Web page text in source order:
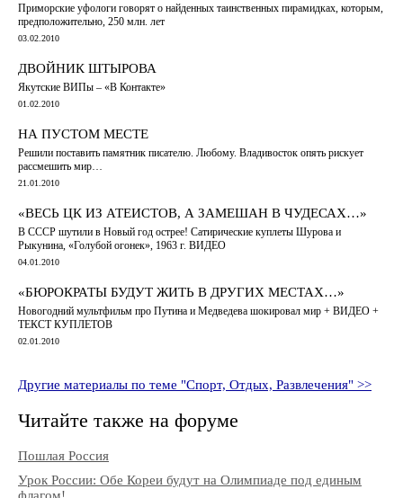
Приморские уфологи говорят о найденных таинственных пирамидках, которым,
предположительно, 250 млн. лет
03.02.2010
ДВОЙНИК ШТЫРОВА
Якутские ВИПы – «В Контакте»
01.02.2010
НА ПУСТОМ МЕСТЕ
Решили поставить памятник писателю. Любому. Владивосток опять рискует
рассмешить мир…
21.01.2010
«ВЕСЬ ЦК ИЗ АТЕИСТОВ, А ЗАМЕШАН В ЧУДЕСАХ…»
В СССР шутили в Новый год острее! Сатирические куплеты Шурова и
Рыкунина, «Голубой огонек», 1963 г. ВИДЕО
04.01.2010
«БЮРОКРАТЫ БУДУТ ЖИТЬ В ДРУГИХ МЕСТАХ…»
Новогодний мультфильм про Путина и Медведева шокировал мир + ВИДЕО +
ТЕКСТ КУПЛЕТОВ
02.01.2010
Другие материалы по теме "Спорт, Отдых, Развлечения" >>
Читайте также на форуме
Пошлая Россия
Урок России: Обе Кореи будут на Олимпиаде под единым